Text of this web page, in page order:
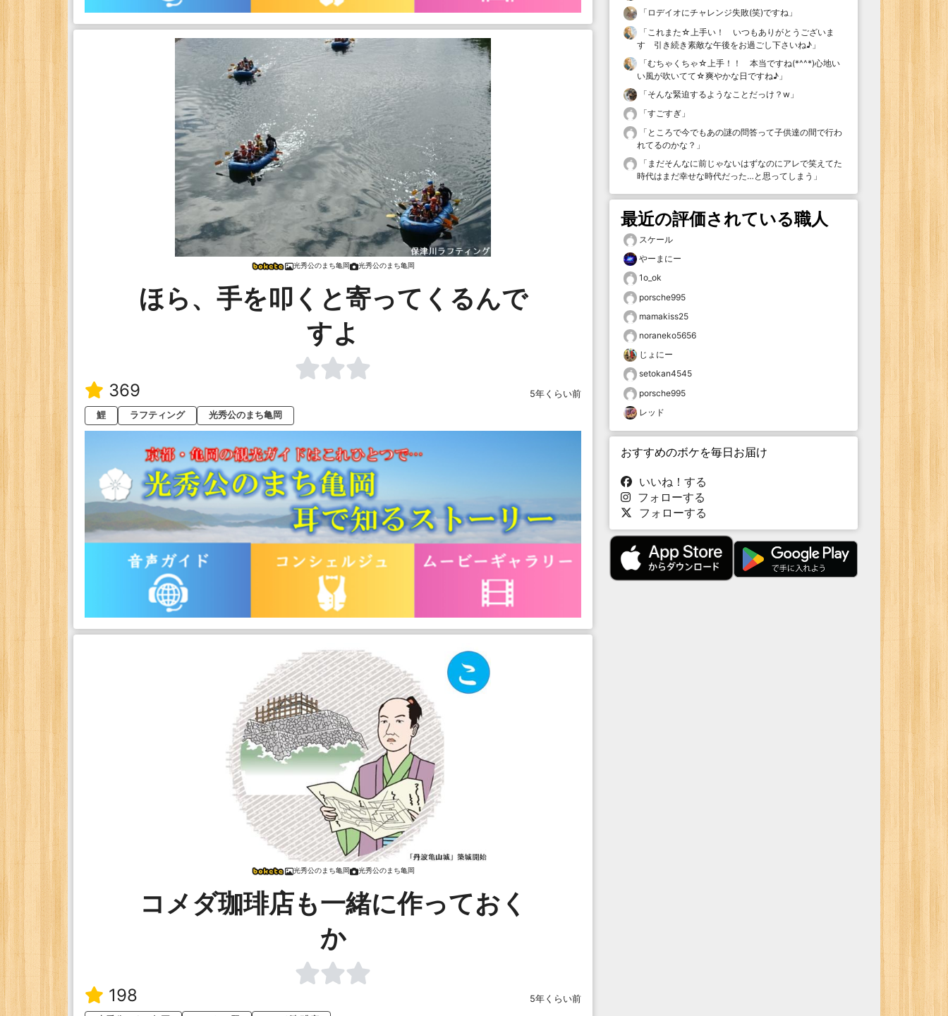
光秀公のまち亀岡 光秀公のまち亀岡
ほら、手を叩くと寄ってくるんで
すよ
369
5年くらい前
鯉
ラフティング 光秀公のまち亀岡
光秀公のまち亀岡 光秀公のまち亀岡
コメダ珈琲店も一緒に作っておく
か
198
5年くらい前
「 ロデイオにチャレンジ失敗(笑)ですね 」
「 これまた☆上手い！ いつもありがとうございま
す 引き続き素敵な午後をお過ごし下さいね♪ 」
「むちゃくちゃ☆上手！！ 本当ですね(*^^*)心地い
い風が吹いてて☆爽やかな日ですね♪ 」
「そんな緊迫するようなことだっけ？w 」
「すごすぎ 」
「 ところで今でもあの謎の問答って子供達の間で行わ
れてるのかな？ 」
「 まだそんなに前じゃないはずなのにアレで笑えてた
時代はまだ幸せな時代だった…と思ってしまう 」
最近の評価されている職人
スケール
やーまにー
1o_ok
porsche995
mamakiss25
noraneko5656
じょにー
setokan4545
porsche995
レッド
おすすめのボケを毎日お届け
いいね！する
フォローする
フォローする